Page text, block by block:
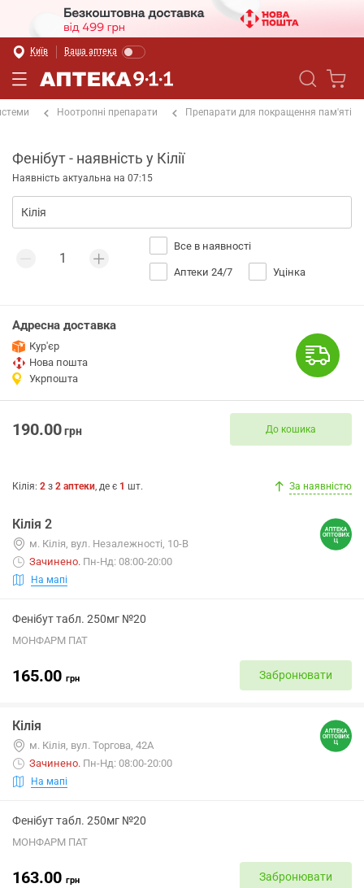
Київ Ваша аптека
Ноотропні препарати Препарати для покращення пам'яті
Фенібут - наявність у Кілії
Наявність актуальна на 07:15
Все в наявності
Аптеки 24/7 Уцінка
Адресна доставка
Кур'єр
Нова пошта
Укрпошта
190.00грн До кошика
Кілія: 2 з 2 аптеки, де є 1 шт. За наявністю
Кілія 2
м. Кілія, вул. Незалежності, 10-В
Зачинено. Пн-Нд: 08:00-20:00
На мапі
Фенібут табл. 250мг №20
МОНФАРМ ПАТ
165.00 грн Забронювати
Кілія
м. Кілія, вул. Торгова, 42А
Зачинено. Пн-Нд: 08:00-20:00
На мапі
Фенібут табл. 250мг №20
МОНФАРМ ПАТ
163.00 грн Забронювати